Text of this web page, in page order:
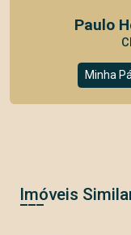
Paulo
Minha
Imóveis